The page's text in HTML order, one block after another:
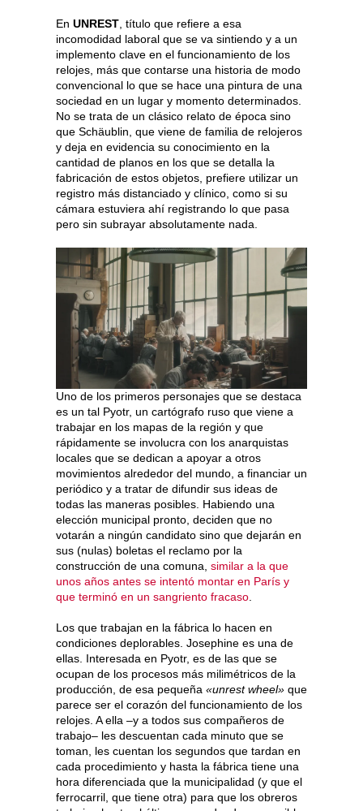
En UNREST , título que refiere a esa
incomodidad laboral que se va sintiendo y a un
implemento clave en el funcionamiento de los
relojes, más que contarse una historia de modo
convencional lo que se hace una pintura de una
sociedad en un lugar y momento determinados.
No se trata de un clásico relato de época sino
que Schäublin, que viene de familia de relojeros
y deja en evidencia su conocimiento en la
cantidad de planos en los que se detalla la
fabricación de estos objetos, prefiere utilizar un
registro más distanciado y clínico, como si su
cámara estuviera ahí registrando lo que pasa
pero sin subrayar absolutamente nada.
Uno de los primeros personajes que se destaca
es un tal Pyotr, un cartógrafo ruso que viene a
trabajar en los mapas de la región y que
rápidamente se involucra con los anarquistas
locales que se dedican a apoyar a otros
movimientos alrededor del mundo, a financiar un
periódico y a tratar de difundir sus ideas de
todas las maneras posibles. Habiendo una
elección municipal pronto, deciden que no
votarán a ningún candidato sino que dejarán en
sus (nulas) boletas el reclamo por la
construcción de una comuna, similar a la que
unos años antes se intentó montar en París y
que terminó en un sangriento fracaso
Los que trabajan en la fábrica lo hacen en
condiciones deplorables. Josephine es una de
ellas. Interesada en Pyotr, es de las que se
ocupan de los procesos más milimétricos de la
producción, de esa pequeña «unrest wheel» que
parece ser el corazón del funcionamiento de los
relojes. A ella –y a todos sus compañeros de
trabajo– les descuentan cada minuto que se
toman, les cuentan los segundos que tardan en
cada procedimiento y hasta la fábrica tiene una
hora diferenciada que la municipalidad (y que el
ferrocarril, que tiene otra) para que los obreros